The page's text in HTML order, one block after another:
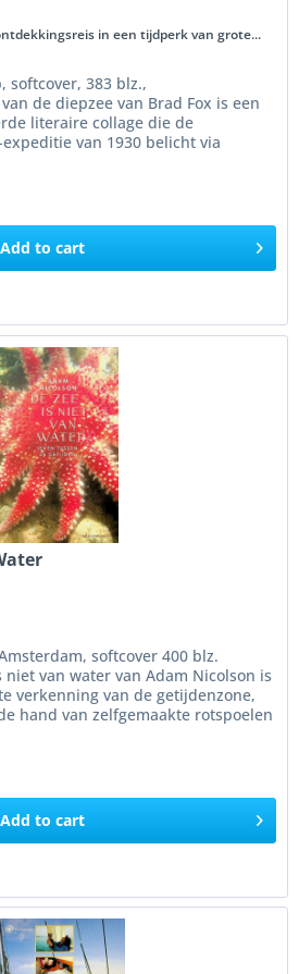
in een tijdperk van grote...
softcover, 383 blz.,
de diepzee van Brad Fox is een
literaire collage die de
van 1930 belicht via
Add to cart
softcover 400 blz.
van water van Adam Nicolson is
verkenning van de getijdenzone,
hand van zelfgemaakte rotspoelen
Add to cart